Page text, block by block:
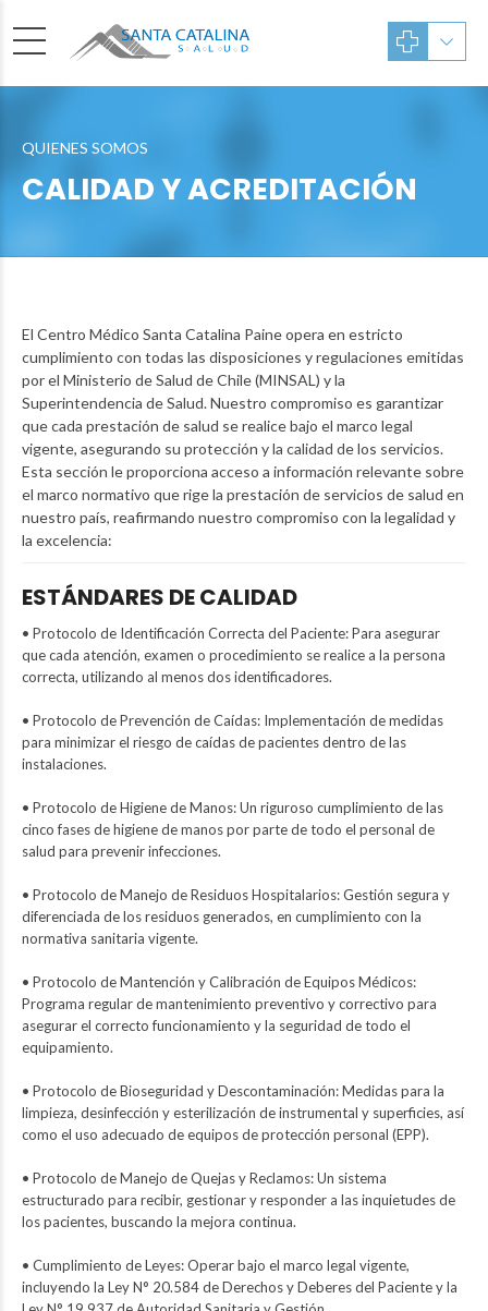
QUIENES SOMOS
CALIDAD Y ACREDITACIÓN
El Centro Médico Santa Catalina Paine opera en estricto
cumplimiento con todas las disposiciones y regulaciones emitidas
por el Ministerio de Salud de Chile (MINSAL) y la
Superintendencia de Salud. Nuestro compromiso es garantizar
que cada prestación de salud se realice bajo el marco legal
vigente, asegurando su protección y la calidad de los servicios.
Esta sección le proporciona acceso a información relevante sobre
el marco normativo que rige la prestación de servicios de salud en
nuestro país, reafirmando nuestro compromiso con la legalidad y
la excelencia:
ESTÁNDARES DE CALIDAD
• Protocolo de Identificación Correcta del Paciente: Para asegurar
que cada atención, examen o procedimiento se realice a la persona
correcta, utilizando al menos dos identificadores.
• Protocolo de Prevención de Caídas: Implementación de medidas
para minimizar el riesgo de caídas de pacientes dentro de las
instalaciones.
• Protocolo de Higiene de Manos: Un riguroso cumplimiento de las
cinco fases de higiene de manos por parte de todo el personal de
salud para prevenir infecciones.
• Protocolo de Manejo de Residuos Hospitalarios: Gestión segura y
diferenciada de los residuos generados, en cumplimiento con la
normativa sanitaria vigente.
• Protocolo de Mantención y Calibración de Equipos Médicos:
Programa regular de mantenimiento preventivo y correctivo para
asegurar el correcto funcionamiento y la seguridad de todo el
equipamiento.
• Protocolo de Bioseguridad y Descontaminación: Medidas para la
limpieza, desinfección y esterilización de instrumental y superficies, así
como el uso adecuado de equipos de protección personal (EPP).
• Protocolo de Manejo de Quejas y Reclamos: Un sistema
estructurado para recibir, gestionar y responder a las inquietudes de
los pacientes, buscando la mejora continua.
• Cumplimiento de Leyes: Operar bajo el marco legal vigente,
incluyendo la Ley N° 20.584 de Derechos y Deberes del Paciente y la